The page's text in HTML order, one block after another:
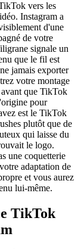
vers les
Instagram a
d'une
de votre
signale un
que le fil est
jamais exporter
votre montage
que TikTok
pour
est le TikTok
plutôt que de
qui laisse du
le logo.
une coquetterie
adaptation de
et vous aurez
lui-même.
TikTok